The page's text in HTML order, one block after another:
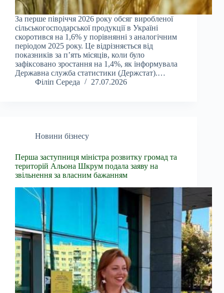
За перше півріччя 2026 року обсяг виробленої
сільськогосподарської продукції в Україні
скоротився на 1,6% у порівнянні з аналогічним
періодом 2025 року. Це відрізняється від
показників за п’ять місяців, коли було
зафіксовано зростання на 1,4%, як інформувала
Державна служба статистики (Держстат).…
Філіп Середа
27.07.2026
Новини бізнесу
Перша заступниця міністра розвитку громад та
територій Альона Шкрум подала заяву на
звільнення за власним бажанням